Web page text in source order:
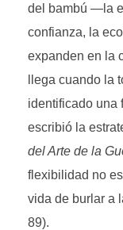
del bambú —la
confianza, la
expanden en la
llega cuando la
identificado una
escribió la
del Arte de la
flexibilidad no
vida de burlar a
89).